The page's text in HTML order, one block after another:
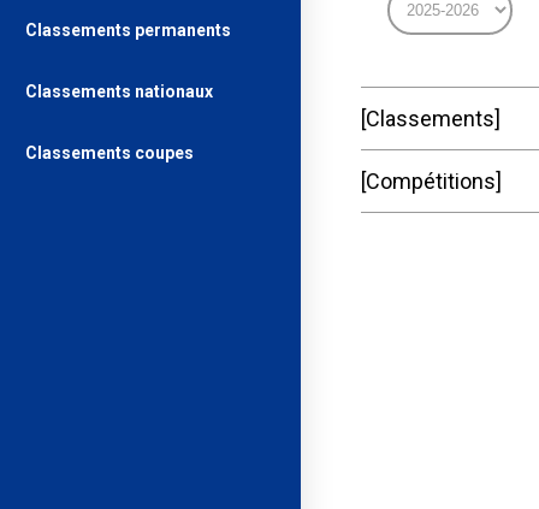
Classements
Compétitions
Classements permanents
Classements nationaux
Classements coupes